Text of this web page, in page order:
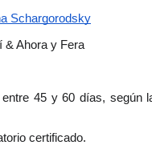
Schargorodsky
& Ahora y Fera
entre 45 y 60 días, según
certificado.